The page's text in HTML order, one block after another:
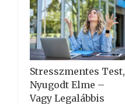
Stresszmentes Test,
Nyugodt Elme –
Vagy Legalábbis